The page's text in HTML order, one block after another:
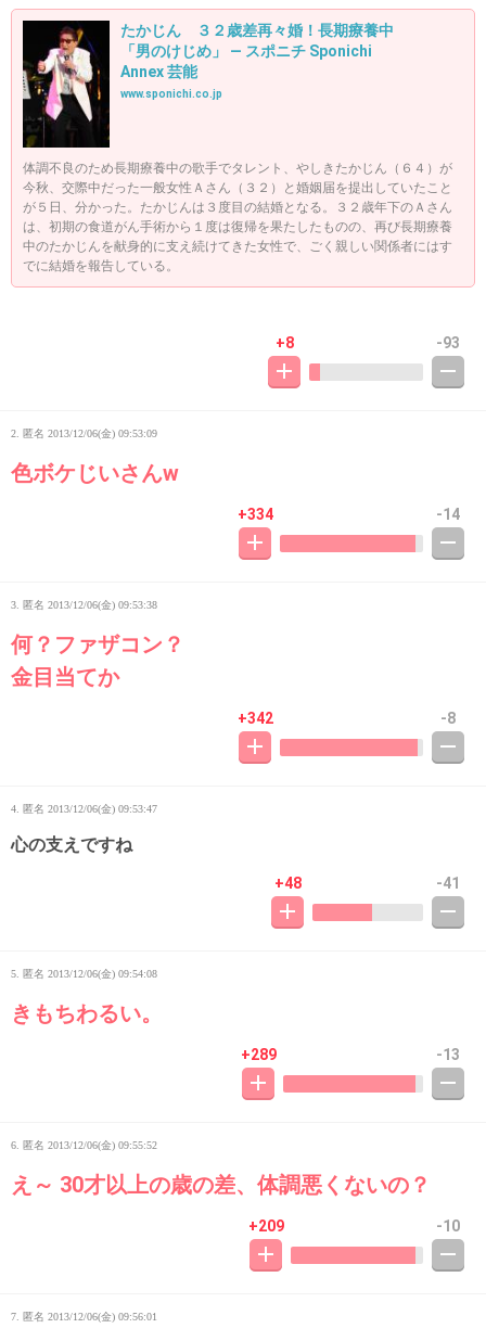
たかじん ３２歳差再々婚！長期療養中
「男のけじめ」 ― スポニチ Sponichi
Annex 芸能
www.sponichi.co.jp
体調不良のため長期療養中の歌手でタレント、やしきたかじん（６４）が
今秋、交際中だった一般女性Ａさん（３２）と婚姻届を提出していたこと
が５日、分かった。たかじんは３度目の結婚となる。３２歳年下のＡさん
は、初期の食道がん手術から１度は復帰を果たしたものの、再び長期療養
中のたかじんを献身的に支え続けてきた女性で、ごく親しい関係者にはす
でに結婚を報告している。
+8 -93
2. 匿名 2013/12/06(金) 09:53:09
色ボケじいさんw
+334 -14
3. 匿名 2013/12/06(金) 09:53:38
何？ファザコン？
金目当てか
+342 -8
4. 匿名 2013/12/06(金) 09:53:47
心の支えですね
+48 -41
5. 匿名 2013/12/06(金) 09:54:08
きもちわるい。
+289 -13
6. 匿名 2013/12/06(金) 09:55:52
え～ 30才以上の歳の差、体調悪くないの？
+209 -10
7. 匿名 2013/12/06(金) 09:56:01